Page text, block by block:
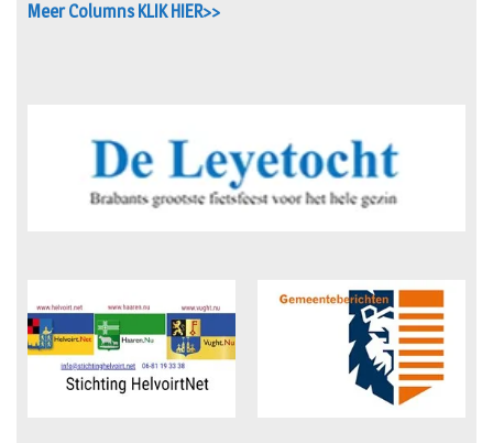
Meer Columns KLIK HIER>>